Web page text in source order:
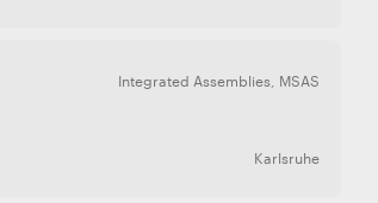
Integrated Assemblies MSAS
Karlsruhe